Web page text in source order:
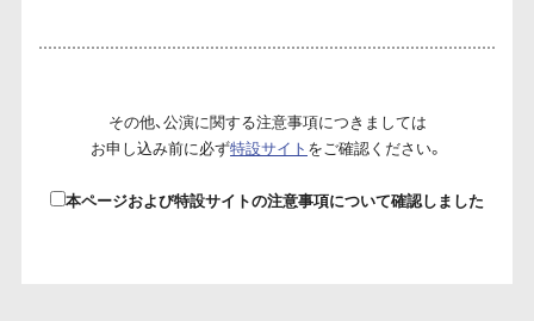
その他、公演に関する注意事項につきましては
お申し込み前に必ず特設サイト をご確認ください。
本ページおよび特設サイトの注意事項について確認しました